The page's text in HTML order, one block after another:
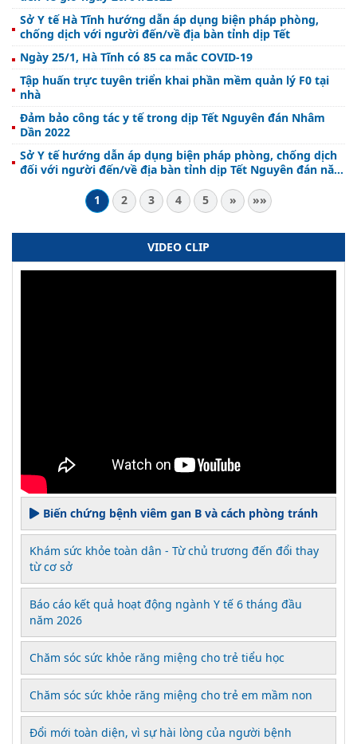
Sở Y tế Hà Tĩnh hướng dẫn áp dụng biện pháp phòng,
chống dịch với người đến/về địa bàn tỉnh dịp Tết
Ngày 25/1, Hà Tĩnh có 85 ca mắc COVID-19
Tập huấn trực tuyên triển khai phần mềm quản lý F0 tại
nhà
Đảm bảo công tác y tế trong dịp Tết Nguyên đán Nhâm
Dần 2022
Sở Y tế hướng dẫn áp dụng biện pháp phòng, chống dịch
đối với người đến/về địa bàn tỉnh dịp Tết Nguyên đán năm
1
2 3 4 5 » »»
VIDEO CLIP
Biến chứng bệnh viêm gan B và cách phòng tránh
Khám sức khỏe toàn dân - Từ chủ trương đến đổi thay
từ cơ sở
Báo cáo kết quả hoạt động ngành Y tế 6 tháng đầu
năm 2026
Chăm sóc sức khỏe răng miệng cho trẻ tiểu học
Chăm sóc sức khỏe răng miệng cho trẻ em mầm non
Đổi mới toàn diện, vì sự hài lòng của người bệnh